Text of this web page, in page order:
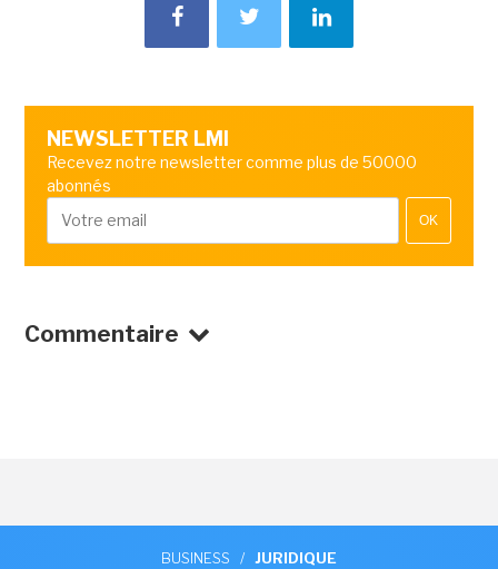
NEWSLETTER LMI
Recevez notre newsletter comme plus de 50000
abonnés
OK
Commentaire
BUSINESS / JURIDIQUE